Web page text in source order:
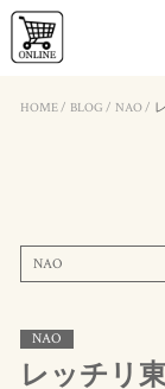
HOME/ BLOG / NAO/
NAO
NAO
レッチリ